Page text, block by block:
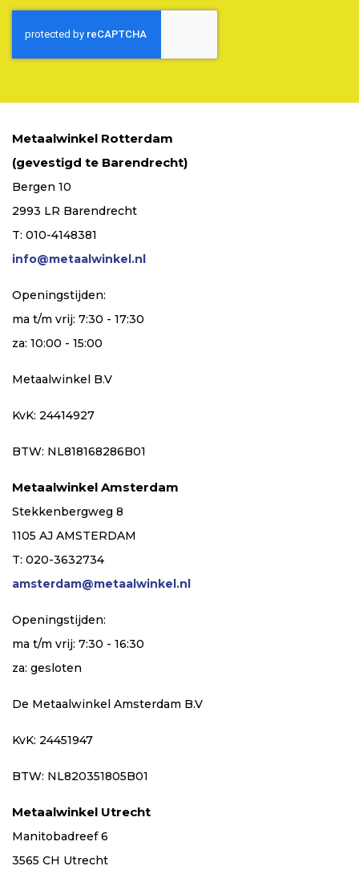
Metaalwinkel Rotterdam
(gevestigd te Barendrecht)
Bergen 10
2993 LR Barendrecht
T: 010-4148381
info@metaalwinkel.nl
Openingstijden:
ma t/m vrij: 7:30 - 17:30
za: 10:00 - 15:00
Metaalwinkel B.V
KvK: 24414927
BTW: NL818168286B01
Metaalwinkel Amsterdam
Stekkenbergweg 8
1105 AJ AMSTERDAM
T: 020-3632734
amsterdam@metaalwinkel.nl
Openingstijden:
ma t/m vrij: 7:30 - 16:30
za: gesloten
De Metaalwinkel Amsterdam B.V
KvK: 24451947
BTW: NL820351805B01
Metaalwinkel Utrecht
Manitobadreef 6
3565 CH Utrecht